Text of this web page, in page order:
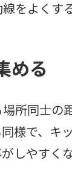
をよくす
める
所同士の
様で、キ
しやすくな